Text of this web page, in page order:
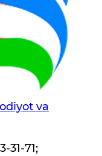
va
31-71;